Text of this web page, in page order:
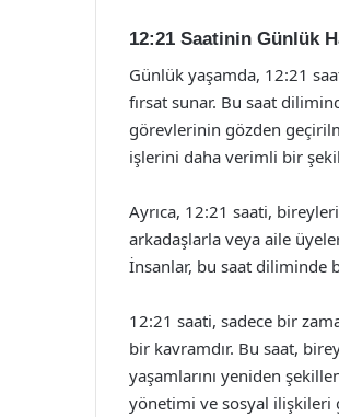
12:21 Saatinin Günlük
Günlük yaşamda, 12:21
fırsat sunar. Bu saat
görevlerinin gözden
işlerini daha verimli bir
Ayrıca, 12:21 saati,
arkadaşlarla veya aile
İnsanlar, bu saat diliminde
12:21 saati, sadece bir
bir kavramdır. Bu saat,
yaşamlarını yeniden
yönetimi ve sosyal ilişkileri